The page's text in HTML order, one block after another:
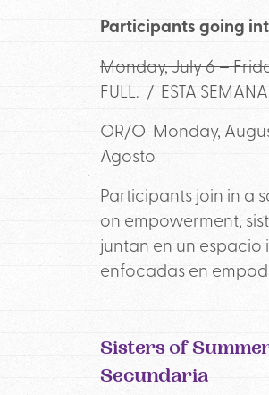
Participants going
Monday, July 6 –
FULL. / ESTA
OR/O Monday,
Agosto
Participants join in a
on empowerment,
juntan en un
enfocadas en
Sisters of
Secundaria